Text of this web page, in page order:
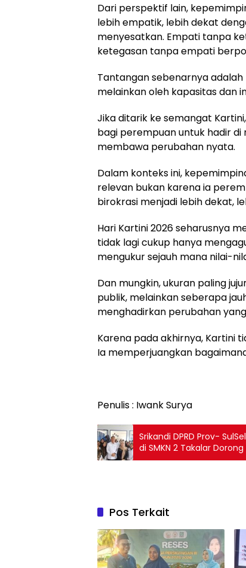
Dari perspektif lain,
lebih empatik, lebih dekat
menyesatkan. Empati tanpa
ketegasan tanpa empati
Tantangan sebenarnya
melainkan oleh kapasitas dan
Jika ditarik ke semangat
bagi perempuan untuk hadir
membawa perubahan nyata.
Dalam konteks ini,
relevan bukan karena ia
birokrasi menjadi lebih dekat,
Hari Kartini 2026 seharusnya
tidak lagi cukup hanya
mengukur sejauh mana nilai-
Dan mungkin, ukuran paling
publik, melainkan seberapa
menghadirkan perubahan
Karena pada akhirnya, Kartini
Ia memperjuangkan
Penulis : Iwank Surya
Srikandi DPRD Prov-
di SMKN 2 Takalar
Pos Terkait